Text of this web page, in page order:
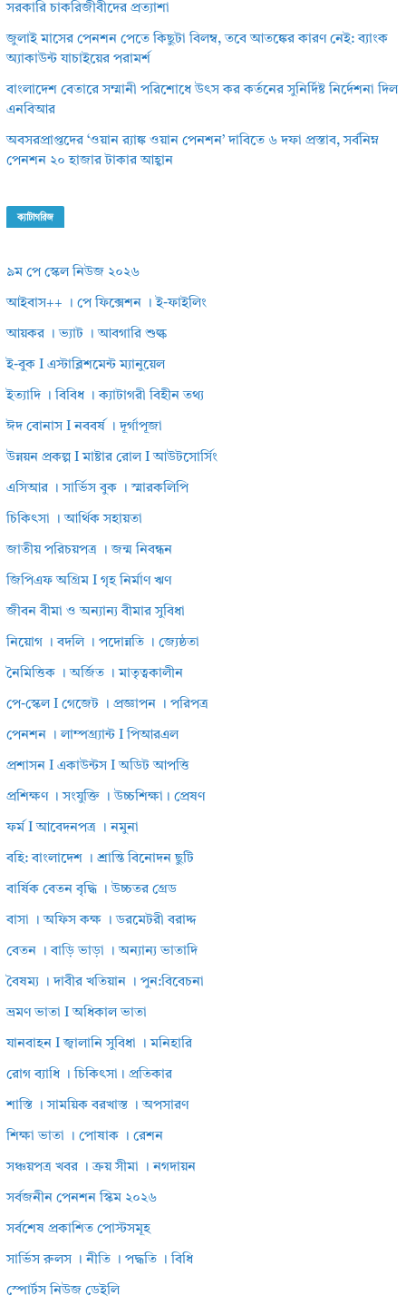
সরকারি চাকরিজীবীদের প্রত্যাশা
জুলাই মাসের পেনশন পেতে কিছুটা বিলম্ব, তবে আতঙ্কের কারণ নেই: ব্যাংক
অ্যাকাউন্ট যাচাইয়ের পরামর্শ
বাংলাদেশ বেতারে সম্মানী পরিশোধে উৎস কর কর্তনের সুনির্দিষ্ট নির্দেশনা দিল
এনবিআর
অবসরপ্রাপ্তদের ‘ওয়ান র‌্যাঙ্ক ওয়ান পেনশন’ দাবিতে ৬ দফা প্রস্তাব, সর্বনিম্ন
পেনশন ২০ হাজার টাকার আহ্বান
ক্যাটাগরিজ
৯ম পে স্কেল নিউজ ২০২৬
আইবাস++ । পে ফিক্সেশন । ই-ফাইলিং
আয়কর । ভ্যাট । আবগারি শুল্ক
ই-বুক I এস্টাব্লিশমেন্ট ম্যানুয়েল
ইত্যাদি । বিবিধ । ক্যাটাগরী বিহীন তথ্য
ঈদ বোনাস I নববর্ষ । দূর্গাপূজা
উন্নয়ন প্রকল্প I মাষ্টার রোল I আউটসোর্সিং
এসিআর । সার্ভিস বুক । স্মারকলিপি
চিকিৎসা । আর্থিক সহায়তা
জাতীয় পরিচয়পত্র । জন্ম নিবন্ধন
জিপিএফ অগ্রিম I গৃহ নির্মাণ ঋণ
জীবন বীমা ও অন্যান্য বীমার সুবিধা
নিয়োগ । বদলি । পদোন্নতি । জ্যেষ্ঠতা
নৈমিত্তিক । অর্জিত । মাতৃত্বকালীন
পে-স্কেল I গেজেট । প্রজ্ঞাপন । পরিপত্র
পেনশন । লাম্পগ্র্যান্ট I পিআরএল
প্রশাসন I একাউন্টস I অডিট আপত্তি
প্রশিক্ষণ । সংযুক্তি । উচ্চশিক্ষা। প্রেষণ
ফর্ম I আবেদনপত্র । নমুনা
বহি: বাংলাদেশ । শ্রান্তি বিনোদন ছুটি
বার্ষিক বেতন বৃদ্ধি । উচ্চতর গ্রেড
বাসা । অফিস কক্ষ । ডরমেটরী বরাদ্দ
বেতন । বাড়ি ভাড়া । অন্যান্য ভাতাদি
বৈষম্য । দাবীর খতিয়ান । পুন:বিবেচনা
ভ্রমণ ভাতা I অধিকাল ভাতা
যানবাহন I জ্বালানি সুবিধা । মনিহারি
রোগ ব্যাধি । চিকিৎসা। প্রতিকার
শাস্তি । সাময়িক বরখাস্ত । অপসারণ
শিক্ষা ভাতা । পোষাক । রেশন
সঞ্চয়পত্র খবর । ক্রয় সীমা । নগদায়ন
সর্বজনীন পেনশন স্কিম ২০২৬
সর্বশেষ প্রকাশিত পোস্টসমূহ
সার্ভিস রুলস । নীতি । পদ্ধতি । বিধি
স্পোর্টস নিউজ ডেইলি